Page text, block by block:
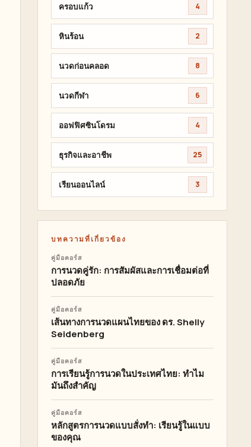
ครอบแก้ว 4
หินร้อน 2
นวดก่อนคลอด 8
นวดกีฬา 6
ออฟฟิศซินโดรม 4
ธุรกิจและอาชีพ 25
เรียนออนไลน์ 3
บทความที่เกี่ยวข้อง
คู่มือคอร์ส
การนวดคู่รัก: การสัมผัสและการเชื่อมต่อที่
ปลอดภัย
คู่มือคอร์ส
เส้นทางการนวดแผนไทยของ ดร. Shelly
Seidenberg
คู่มือคอร์ส
การเรียนรู้การนวดในประเทศไทย: ทำไม
มันถึงสำคัญ
คู่มือคอร์ส
หลักสูตรการนวดแบบสั่งทำ: เรียนรู้ในแบบ
ของคุณ